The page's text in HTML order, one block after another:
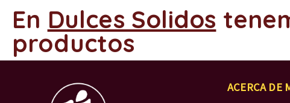
En Dulces Solidos
productos
ACERCA DE